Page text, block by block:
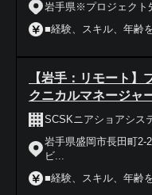
岩手県※プロジェクト
■経験、スキル、年齢
【岩手：リモート
クニカルマネージャ
SCSKニアショアシス
岩手県盛岡市長田町2-
ビ...
■経験、スキル、年齢